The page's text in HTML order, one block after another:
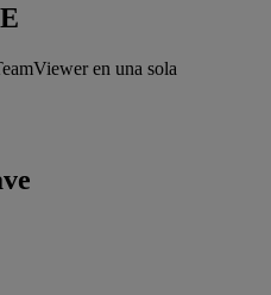
en una sola